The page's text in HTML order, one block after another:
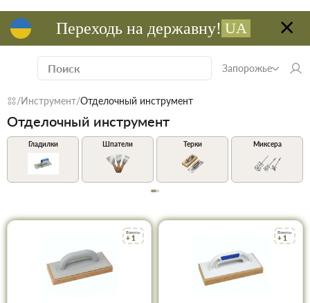
Переходь на державну! UA
Запорожье
Инструмент Отделочный инструмент
Отделочный инструмент
Гладилки Шпатели Терки Миксера
Бонусы
+ 1
Бонусы
+ 1